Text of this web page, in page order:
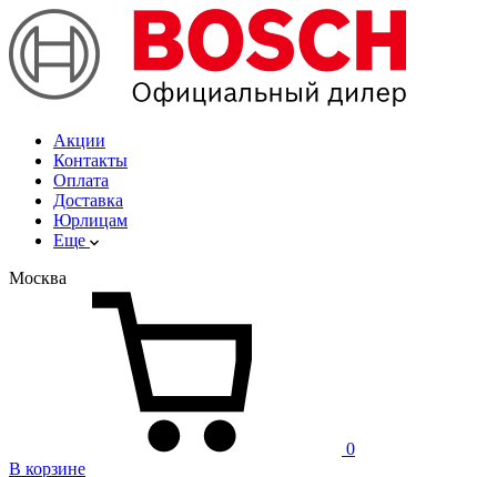
Акции
Контакты
Оплата
Доставка
Юрлицам
Еще
Москва
0
В корзине